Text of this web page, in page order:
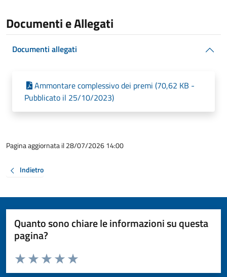
Documenti e Allegati
Documenti allegati
Ammontare complessivo dei premi (70,62 KB -
Pubblicato il 25/10/2023)
Pagina aggiornata il 28/07/2026 14:00
Indietro
Quanto sono chiare le informazioni su questa
pagina?
Valuta da 1 a 5 stelle la pagina
Valuta 5 stelle su 5
Valuta 4 stelle su 5
Valuta 3 stelle su 5
Valuta 2 stelle su 5
Valuta 1 stelle su 5